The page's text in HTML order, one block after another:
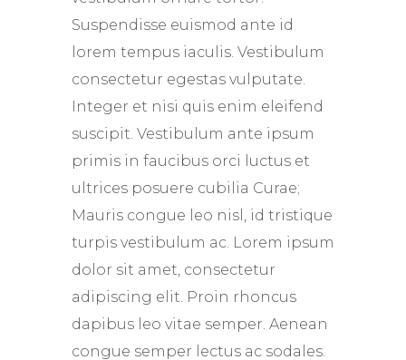
Suspendisse euismod ante id
lorem tempus iaculis. Vestibulum
consectetur egestas vulputate.
Integer et nisi quis enim eleifend
suscipit. Vestibulum ante ipsum
primis in faucibus orci luctus et
ultrices posuere cubilia Curae;
Mauris congue leo nisl, id tristique
turpis vestibulum ac. Lorem ipsum
dolor sit amet, consectetur
adipiscing elit. Proin rhoncus
dapibus leo vitae semper. Aenean
congue semper lectus ac sodales.